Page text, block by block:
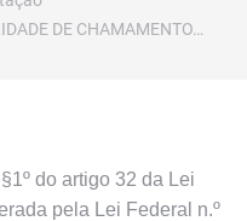
DE CHAMAMENTO…
do artigo 32 da Lei
pela Lei Federal n.º